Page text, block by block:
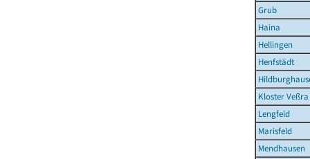
Grub
Haina
Hellingen
Henfstädt
Kloster Veßra
Lengfeld
Marisfeld
Mendhausen